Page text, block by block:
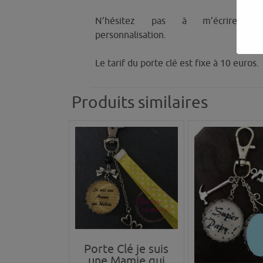
N’hésitez pas à m’écrire
personnalisation.
Le tarif du porte clé est fixe à 10 euros.
Produits similaires
Porte Clé je suis